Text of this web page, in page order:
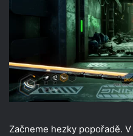
Začneme hezky popořadě. V